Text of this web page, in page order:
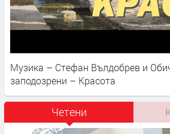
Музика – Стефан Вълдобрев и
заподозрени – Красота
Четени